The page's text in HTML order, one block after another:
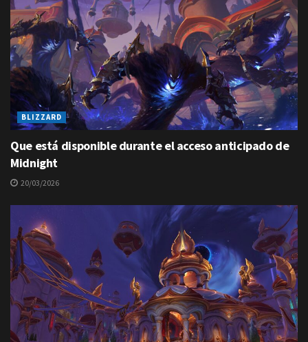
BLIZZARD
Que está disponible durante el acceso anticipado de
Midnight
20/03/2026